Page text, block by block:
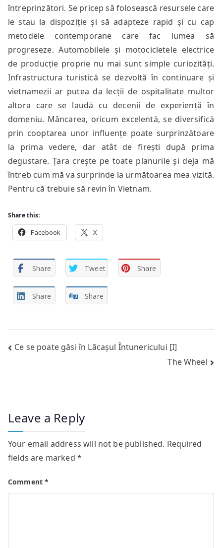
întreprinzători. Se pricep să folosească resursele care
le stau la dispoziție și să adapteze rapid și cu cap
metodele contemporane care fac lumea să
progreseze. Automobilele și motocicletele electrice
de producție proprie nu mai sunt simple curiozități.
Infrastructura turistică se dezvoltă în continuare și
vietnamezii ar putea da lecții de ospitalitate multor
altora care se laudă cu decenii de experiență în
domeniu. Mâncarea, oricum excelentă, se diversifică
prin cooptarea unor influențe poate surprinzătoare
la prima vedere, dar atât de firești după prima
degustare. Țara crește pe toate planurile și deja mă
întreb cum mă va surprinde la următoarea mea vizită.
Pentru că trebuie să revin în Vietnam.
Share this:
Facebook X
Share Tweet Share
Share Share
Post
Ce se poate găsi în Lăcașul Întunericului [I]
The Wheel
Leave a Reply
Your email address will not be published. Required
fields are marked *
Comment*